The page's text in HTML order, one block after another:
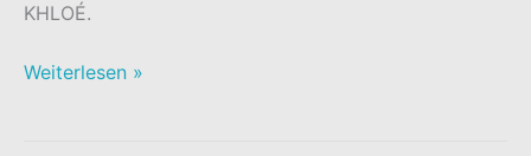
KHLOÉ.
KHLOÉ
Weiterlesen »